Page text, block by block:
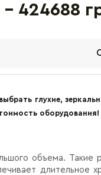
- 424688
глухие,
оборудования!
объема. Такие
длительное